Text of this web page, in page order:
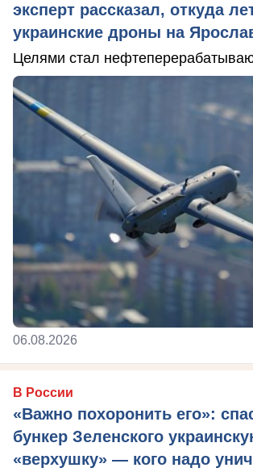
эксперт рассказал, откуда
украинские дроны на
Целями стал
06.08.2026
В России
«Важно похоронить его»:
бункер Зеленского
«верхушку» — кого надо